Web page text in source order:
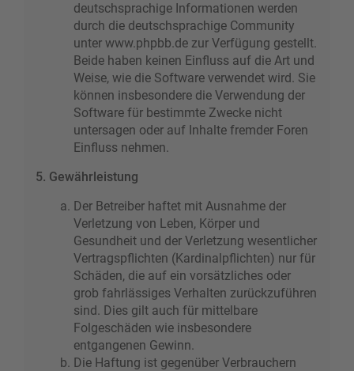
deutschsprachige Informationen werden
durch die deutschsprachige Community
unter www.phpbb.de zur Verfügung gestellt.
Beide haben keinen Einfluss auf die Art und
Weise, wie die Software verwendet wird. Sie
können insbesondere die Verwendung der
Software für bestimmte Zwecke nicht
untersagen oder auf Inhalte fremder Foren
Einfluss nehmen.
5. Gewährleistung
Der Betreiber haftet mit Ausnahme der
Verletzung von Leben, Körper und
Gesundheit und der Verletzung wesentlicher
Vertragspflichten (Kardinalpflichten) nur für
Schäden, die auf ein vorsätzliches oder
grob fahrlässiges Verhalten zurückzuführen
sind. Dies gilt auch für mittelbare
Folgeschäden wie insbesondere
entgangenen Gewinn.
Die Haftung ist gegenüber Verbrauchern